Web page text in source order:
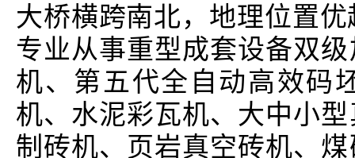
大桥横跨南北，地理位置
专业从事重型成套设备双
机、第五代全自动高效码
机、水泥彩瓦机、大中小
制砖机、页岩真空砖机、